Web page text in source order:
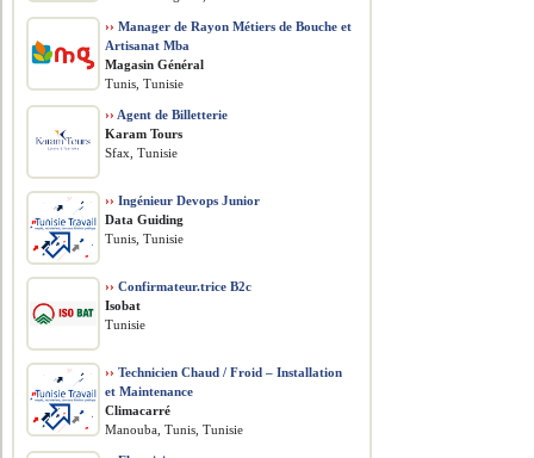
›› Manager de Rayon Métiers de Bouche et
Artisanat Mba
Magasin Général
Tunis, Tunisie
›› Agent de Billetterie
Karam Tours
Sfax, Tunisie
›› Ingénieur Devops Junior
Data Guiding
Tunis, Tunisie
›› Confirmateur.trice B2c
Isobat
Tunisie
›› Technicien Chaud / Froid – Installation
et Maintenance
Climacarré
Manouba, Tunis, Tunisie